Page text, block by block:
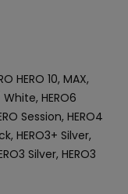
HERO 10, MAX,
White, HERO6
Session, HERO4
HERO3+ Silver,
Silver, HERO3